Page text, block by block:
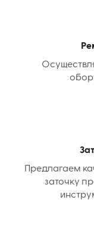
Предлагаем
заточку